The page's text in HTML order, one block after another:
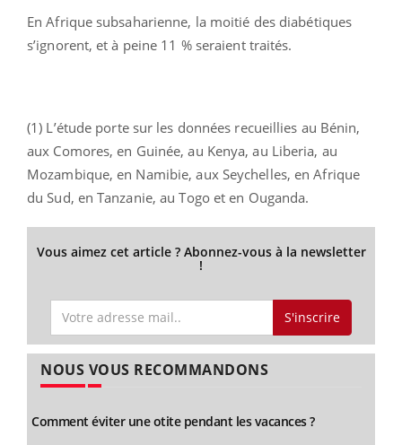
En Afrique subsaharienne, la moitié des diabétiques
s’ignorent, et à peine 11 % seraient traités.
(1) L’étude porte sur les données recueillies au Bénin,
aux Comores, en Guinée, au Kenya, au Liberia, au
Mozambique, en Namibie, aux Seychelles, en Afrique
du Sud, en Tanzanie, au Togo et en Ouganda.
Vous aimez cet article ? Abonnez-vous à la newsletter
!
S'inscrire
NOUS VOUS RECOMMANDONS
Comment éviter une otite pendant les vacances ?